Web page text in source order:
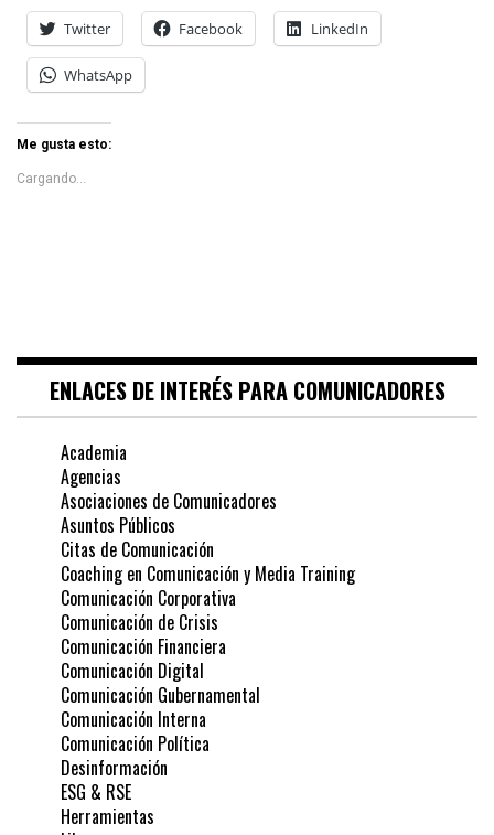
Twitter Facebook LinkedIn
WhatsApp
Me gusta esto:
Cargando...
ENLACES DE INTERÉS PARA COMUNICADORES
Academia
Agencias
Asociaciones de Comunicadores
Asuntos Públicos
Citas de Comunicación
Coaching en Comunicación y Media Training
Comunicación Corporativa
Comunicación de Crisis
Comunicación Financiera
Comunicación Digital
Comunicación Gubernamental
Comunicación Interna
Comunicación Política
Desinformación
ESG & RSE
Herramientas